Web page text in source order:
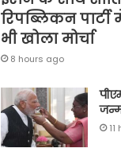
रिपब्लिकन पार्टी
भी खोला मोर्चा
8 hours ago